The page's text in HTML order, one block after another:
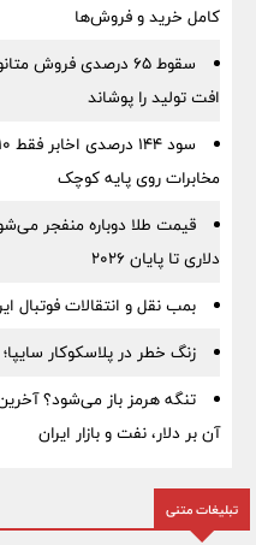
کامل خرید و فروش‌ها
سقوط ۶۵ درصدی
افت تولید را پوشاند
مخابرات روی پایه کوچک
دلاری تا پایان ۲۰۲۶
بمب نقل‌ و انتقالات فوتبال
زنگ خطر در پلاسکوکار سایپا؛ فروش
تنگه هرمز باز می‌شود؟
آن بر دلار، نفت و بازار ایران
تبلیغات متنی